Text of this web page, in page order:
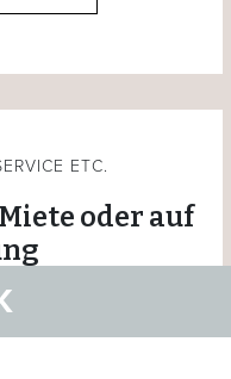
ETC.
oder auf